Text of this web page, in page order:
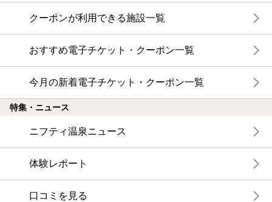
クーポンが利用できる施設一覧
おすすめ電子チケット・クーポン一覧
今月の新着電子チケット・クーポン一覧
特集・ニュース
ニフティ温泉ニュース
体験レポート
口コミを見る